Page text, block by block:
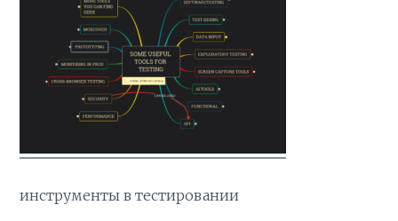
инструменты в тестировании